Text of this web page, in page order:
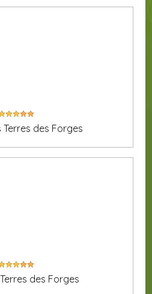
Terres des Forges
des Forges